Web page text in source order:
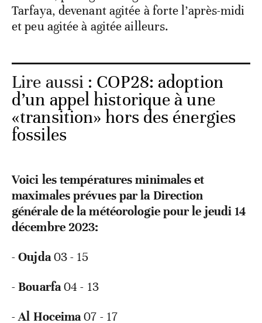
Tarfaya, devenant agitée à forte l’après-midi
et peu agitée à agitée ailleurs.
Lire aussi : COP28: adoption
d’un appel historique à une
«transition» hors des énergies
fossiles
Voici les températures minimales et
maximales prévues par la Direction
générale de la météorologie pour le jeudi 14
décembre 2023:
-Oujda03 - 15
-Bouarfa04 - 13
-Al Hoceima07 - 17